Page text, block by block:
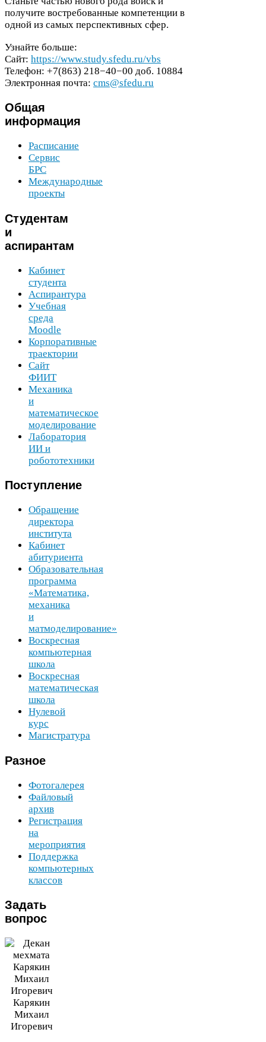
получите востребованные компетенции в
одной из самых перспективных сфер.
Узнайте больше:
Сайт: https://​www​.study​.sfedu​.ru/​v​b​s
Телефон: +7(863) 218−40−00 доб. 10884
Электронная почта: cms@sfedu.ru
Общая
информация
Расписание
Сервис
БРС
Международные
проекты
Студентам
и
аспирантам
Кабинет
студента
Аспирантура
Учебная
среда
Moodle
Корпоративные
траектории
Сайт
ФИИТ
Механика
и
математическое
моделирование
Лаборатория
ИИ и
робототехники
Поступление
Обращение
директора
института
Кабинет
абитуриента
Образовательная
программа
«Математика,
механика
и
матмоделирование»
Воскресная
компьютерная
школа
Воскресная
математическая
школа
Нулевой
курс
Магистратура
Разное
Фотогалерея
Файловый
архив
Регистрация
на
мероприятия
Поддержка
компьютерных
классов
Задать
вопрос
Карякин
Михаил
Игоревич